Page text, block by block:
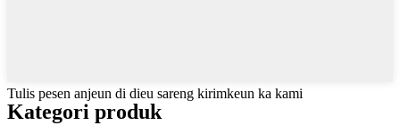
Tulis pesen anjeun di dieu sareng kirimkeun ka kami
Kategori produk